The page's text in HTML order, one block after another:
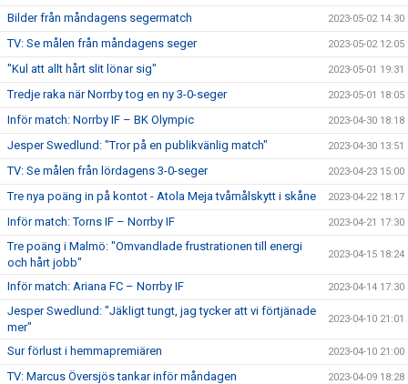
Bilder från måndagens segermatch 2023-05-02 14:30
TV: Se målen från måndagens seger 2023-05-02 12:05
"Kul att allt hårt slit lönar sig" 2023-05-01 19:31
Tredje raka när Norrby tog en ny 3-0-seger 2023-05-01 18:05
Inför match: Norrby IF – BK Olympic 2023-04-30 18:18
Jesper Swedlund: "Tror på en publikvänlig match" 2023-04-30 13:51
TV: Se målen från lördagens 3-0-seger 2023-04-23 15:00
Tre nya poäng in på kontot - Atola Meja tvåmålskytt i skåne 2023-04-22 18:17
Inför match: Torns IF – Norrby IF 2023-04-21 17:30
Tre poäng i Malmö: "Omvandlade frustrationen till energi
och hårt jobb"
2023-04-15 18:24
Inför match: Ariana FC – Norrby IF 2023-04-14 17:30
Jesper Swedlund: "Jäkligt tungt, jag tycker att vi förtjänade
mer"
2023-04-10 21:01
Sur förlust i hemmapremiären 2023-04-10 21:00
TV: Marcus Översjös tankar inför måndagen 2023-04-09 18:28